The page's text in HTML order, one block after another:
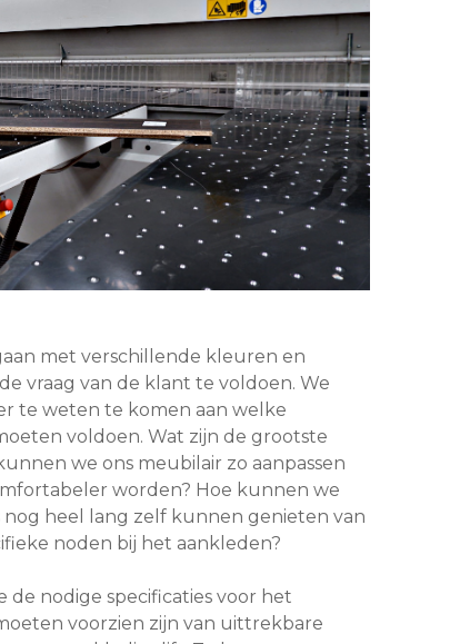
met verschillende kleuren en
vraag van de klant te voldoen. We
te weten te komen aan welke
voldoen. Wat zijn de grootste
we ons meubilair zo aanpassen
worden? Hoe kunnen we
heel lang zelf kunnen genieten van
noden bij het aankleden?
nodige specificaties voor het
voorzien zijn van uittrekbare